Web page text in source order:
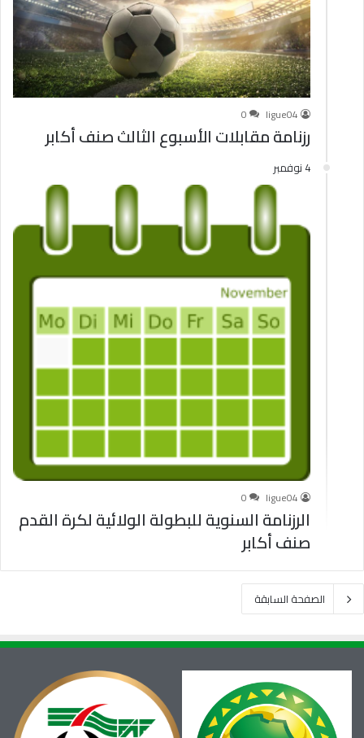
ligue04
0
رزنامة مقابلات الأسبوع الثالث صنف أكابر
4 نوفمبر
ligue04
0
الرزنامة السنوية للبطولة الولائية لكرة القدم
صنف أكابر
الصفحة السابقة